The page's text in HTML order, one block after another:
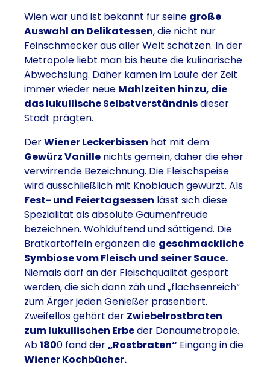
Wien war und ist bekannt für seine große
Auswahl an Delikatessen, die nicht nur
Feinschmecker aus aller Welt schätzen. In der
Metropole liebt man bis heute die kulinarische
Abwechslung. Daher kamen im Laufe der Zeit
immer wieder neue Mahlzeiten hinzu, die
das lukullische Selbstverständnisdieser
Stadt prägten.
DerWiener Leckerbissen hat mit dem
Gewürz Vanille nichts gemein, daher die eher
verwirrende Bezeichnung. Die Fleischspeise
wird ausschließlich mit Knoblauch gewürzt. Als
Fest- und Feiertagsessen lässt sich diese
Spezialität als absolute Gaumenfreude
bezeichnen. Wohlduftend und sättigend. Die
Bratkartoffeln ergänzen die geschmackliche
Symbiose vom Fleisch und seiner Sauce.
Niemals darf an der Fleischqualität gespart
werden, die sich dann zäh und „flachsenreich“
zum Ärger jeden Genießer präsentiert.
Zweifellos gehört der Zwiebelrostbraten
zum lukullischen Erbeder Donaumetropole.
Ab1800 fand der „Rostbraten“ Eingang in die
Wiener Kochbücher.